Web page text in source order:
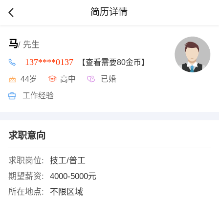
简历详情
马/ 先生
137****0137 【查看需要80金币】
44岁 高中 已婚
工作经验
求职意向
求职岗位:
技工/普工
期望薪资:
4000-5000元
所在地点:
不限区域